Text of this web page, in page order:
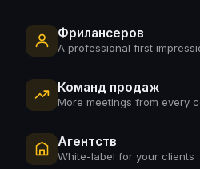
Фрилансеров
A professional first
Команд продаж
More meetings from every
Агентств
White-label for your clients